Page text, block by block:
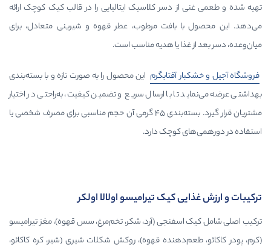
دسر کلاسیک ایتالیایی را در قالب کیک کوچک ارائه
بافت مرطوب، عطر قهوه و شیرینی متعادل، برای
یا هدیه مناسب است.
آفتابگرم این محصول را به صورت تازه و با بسته‌بندی
تا با ارسال سریع و تضمین کیفیت، به‌راحتی در اختیار
مشتریان قرار گیرد. بسته‌بندی ۴۵ گرمی آن حجم مناسبی برای مصرف شخصی یا
کوچک دارد.
کیک تیرامیسو اولالا اولکر
(آرد، شکر، تخم‌مرغ، سس قهوه)، مغز تیرامیسو
قهوه)، روکش شکلات شیری (شیر، کره کاکائو،